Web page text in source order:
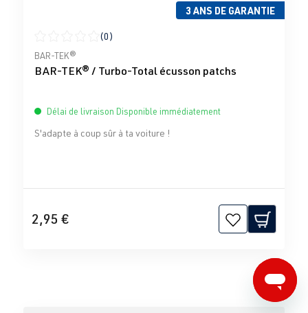
3 ANS DE GARANTIE
Note moyenne de 0 sur 5 étoiles
(0)
BAR-TEK®
BAR-TEK® / Turbo-Total écusson patchs
Délai de livraison Disponible immédiatement
S'adapte à coup sûr à ta voiture !
2,95 €